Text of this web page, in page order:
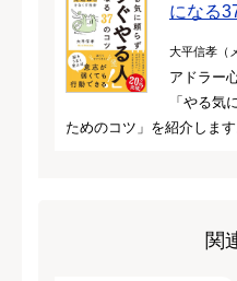
になる
大平信孝（
アドラー
「やる気
ためのコツ」を紹介します
関